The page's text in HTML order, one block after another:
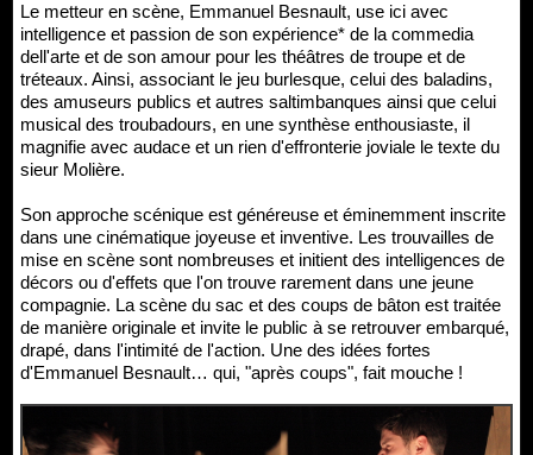
Le metteur en scène, Emmanuel Besnault, use ici avec
intelligence et passion de son expérience* de la commedia
dell'arte et de son amour pour les théâtres de troupe et de
tréteaux. Ainsi, associant le jeu burlesque, celui des baladins,
des amuseurs publics et autres saltimbanques ainsi que celui
musical des troubadours, en une synthèse enthousiaste, il
magnifie avec audace et un rien d'effronterie joviale le texte du
sieur Molière.
Son approche scénique est généreuse et éminemment inscrite
dans une cinématique joyeuse et inventive. Les trouvailles de
mise en scène sont nombreuses et initient des intelligences de
décors ou d'effets que l'on trouve rarement dans une jeune
compagnie. La scène du sac et des coups de bâton est traitée
de manière originale et invite le public à se retrouver embarqué,
drapé, dans l'intimité de l'action. Une des idées fortes
d'Emmanuel Besnault… qui, "après coups", fait mouche !